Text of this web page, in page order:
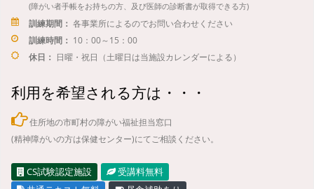
(障がい者手帳をお持ちの方、及び医師の診断書が取得できる方)
訓練期間： 各事業所によるのでお問い合わせください
訓練時間： 10：00～15：00
休日：
日曜・祝日（土曜日は当施設カレンダーによる）
利用を希望される方は・・・
住所地の市町村の障がい福祉担当窓口
(精神障がいの方は保健センター)にてご相談ください。
CS試験認定施設
受講料無料